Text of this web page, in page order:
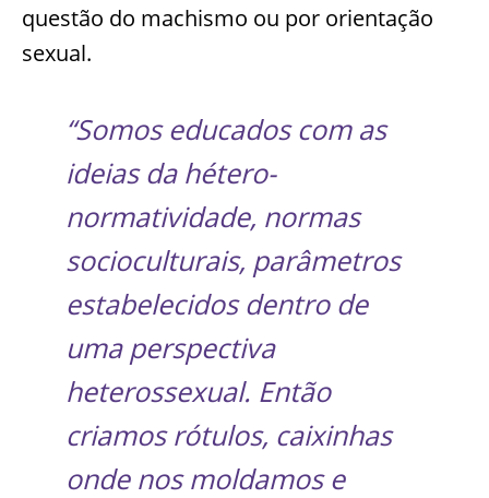
questão do machismo ou por orientação
sexual.
“Somos educados com as
ideias da hétero-
normatividade, normas
socioculturais, parâmetros
estabelecidos dentro de
uma perspectiva
heterossexual. Então
criamos rótulos, caixinhas
onde nos moldamos e